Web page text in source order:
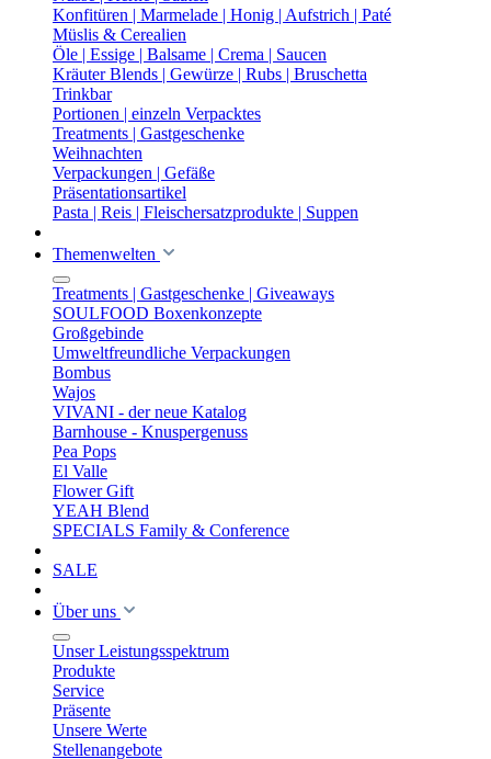
Konfitüren | Marmelade | Honig | Aufstrich | Paté
Müslis & Cerealien
Öle | Essige | Balsame | Crema | Saucen
Kräuter Blends | Gewürze | Rubs | Bruschetta
Trinkbar
Portionen | einzeln Verpacktes
Treatments | Gastgeschenke
Weihnachten
Verpackungen | Gefäße
Präsentationsartikel
Pasta | Reis | Fleischersatzprodukte | Suppen
Themenwelten
Treatments | Gastgeschenke | Giveaways
SOULFOOD Boxenkonzepte
Großgebinde
Umweltfreundliche Verpackungen
Bombus
Wajos
VIVANI - der neue Katalog
Barnhouse - Knuspergenuss
Pea Pops
El Valle
Flower Gift
YEAH Blend
SPECIALS Family & Conference
SALE
Über uns
Unser Leistungsspektrum
Produkte
Service
Präsente
Unsere Werte
Stellenangebote